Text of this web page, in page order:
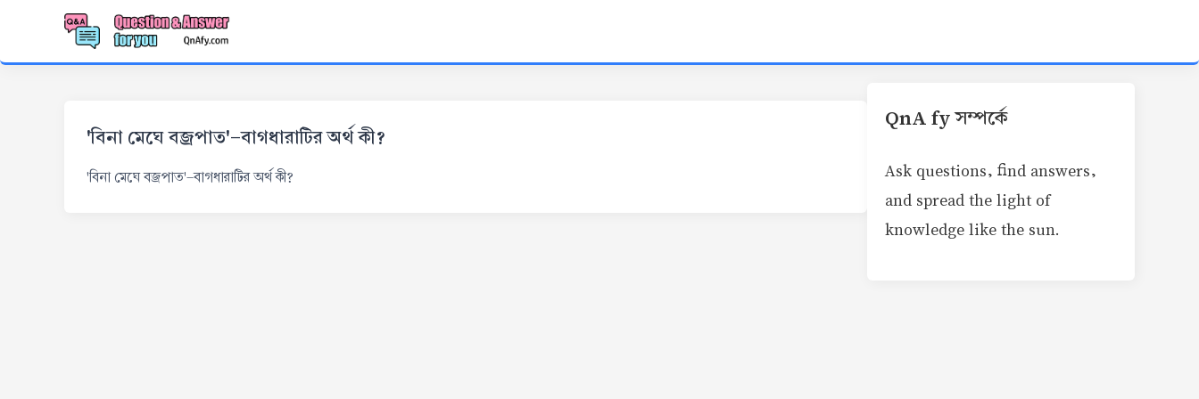
'বিনা মেঘে বজ্রপাত'-বাগধারাটির অর্থ কী?
'বিনা মেঘে বজ্রপাত'-বাগধারাটির অর্থ কী?
QnA fy সম্পর্কে
Ask questions, find answers,
and spread the light of
knowledge like the sun.